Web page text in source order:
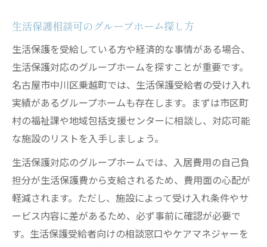
生活保護相談可のグループホーム探し方
生活保護を受給している方や経済的な事情がある場合、
生活保護対応のグループホームを探すことが重要です。
名古屋市中川区乗越町では、生活保護受給者の受け入れ
実績があるグループホームも存在します。まずは市区町
村の福祉課や地域包括支援センターに相談し、対応可能
な施設のリストを入手しましょう。
生活保護対応のグループホームでは、入居費用の自己負
担分が生活保護費から支給されるため、費用面の心配が
軽減されます。ただし、施設によって受け入れ条件やサ
ービス内容に差があるため、必ず事前に確認が必要で
す。生活保護受給者向けの相談窓口やケアマネジャーを